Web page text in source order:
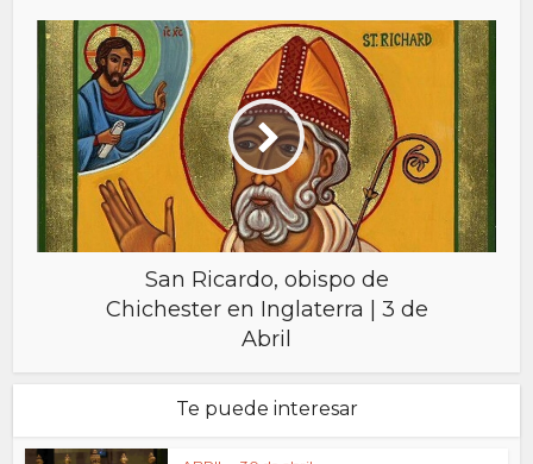
San Ricardo, obispo de
Chichester en Inglaterra | 3 de
Abril
Te puede interesar